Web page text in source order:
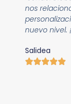
nos
nuevo nivel.
Salidea